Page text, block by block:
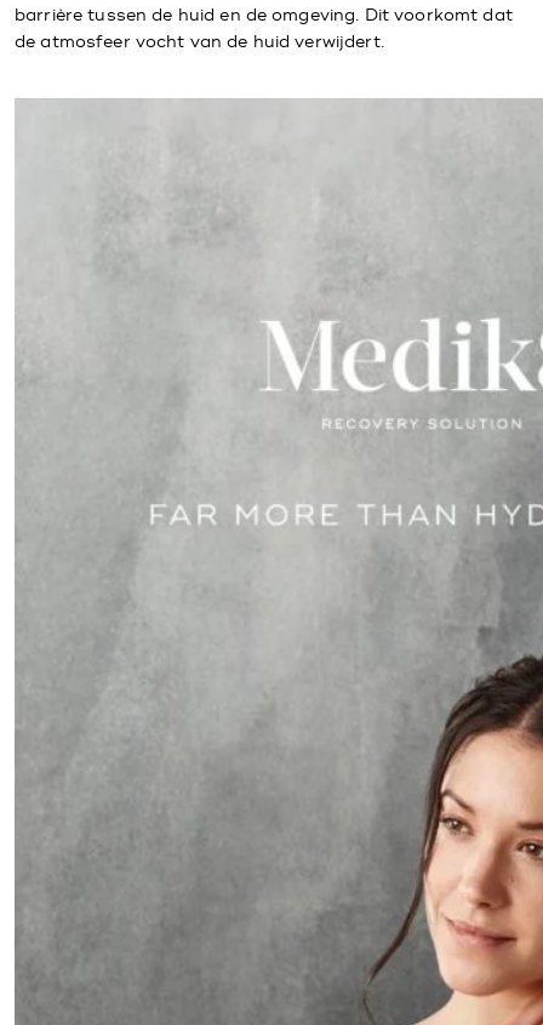
barrière tussen de huid en de omgeving. Dit voorkomt dat
de atmosfeer vocht van de huid verwijdert.